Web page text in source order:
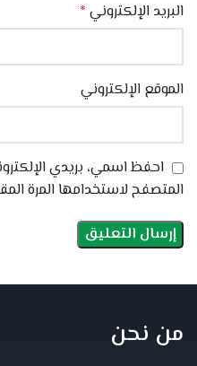
البريد الإلكتروني *
الموقع الإلكتروني
احفظ اسمي، بريدي
المتصفح لاستخدامها المرة
من نحن